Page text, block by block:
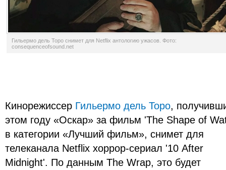
Гильермо дель Торо снимет для Netflix антологию ужасов. Фото:
consequenceofsound.net
Кинорежиссер Гильермо дель Торо,
этом году «Оскар» за фильм 'The Shape of
в категории «Лучший фильм», снимет для
телеканала Netflix хоррор-сериал '10 After
Midnight'. По данным The Wrap, это будет